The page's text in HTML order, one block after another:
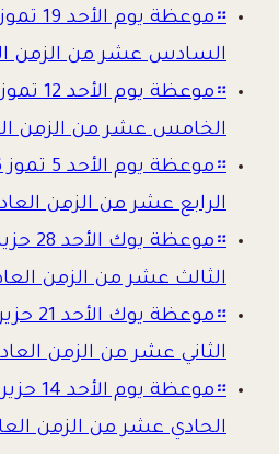
።
السادس عشر من الزمن
።
الخامس عشر من الزمن
።
الرابع عشر من الزمن
።
الثالث عشر من الزمن
።
الثاني عشر من الزمن
።
الحادي عشر من الزمن